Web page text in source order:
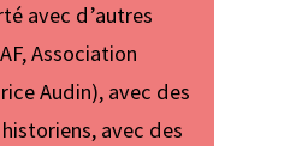
avec d’autres
Association
Audin), avec des
avec des